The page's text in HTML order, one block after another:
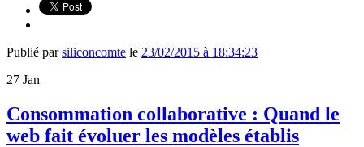
Publié parsiliconcomte le 23/02/2015 à 18:34:23
27 Jan
Consommation collaborative : Quand le
web fait évoluer les modèles établis